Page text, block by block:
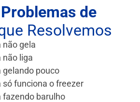
Problemas de
Resolvemos
não gela
não liga
gelando pouco
só funciona o freezer
fazendo barulho